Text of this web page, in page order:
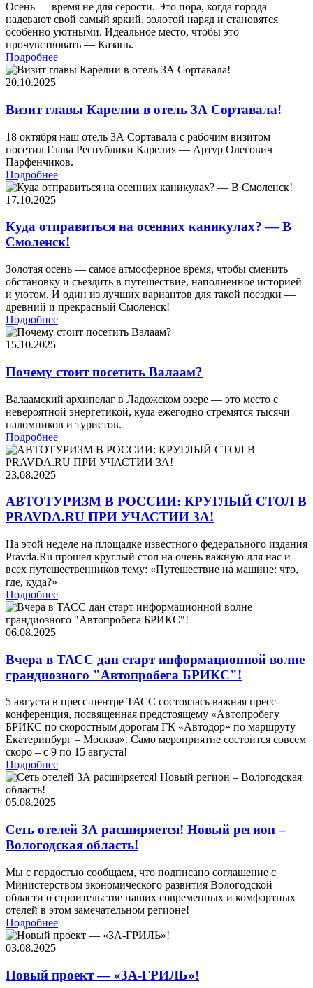
Осень — время не для серости. Это пора, когда города
надевают свой самый яркий, золотой наряд и становятся
особенно уютными. Идеальное место, чтобы это
прочувствовать — Казань.
Подробнее
20.10.2025
Визит главы Карелии в отель 3А Сортавала!
18 октября наш отель 3А Сортавала с рабочим визитом
посетил Глава Республики Карелия — Артур Олегович
Парфенчиков.
Подробнее
17.10.2025
Куда отправиться на осенних каникулах? — В
Смоленск!
Золотая осень — самое атмосферное время, чтобы сменить
обстановку и съездить в путешествие, наполненное историей
и уютом. И один из лучших вариантов для такой поездки —
древний и прекрасный Смоленск!
Подробнее
15.10.2025
Почему стоит посетить Валаам?
Валаамский архипелаг в Ладожском озере — это место с
невероятной энергетикой, куда ежегодно стремятся тысячи
паломников и туристов.
Подробнее
23.08.2025
АВТОТУРИЗМ В РОССИИ: КРУГЛЫЙ СТОЛ В
PRAVDA.RU ПРИ УЧАСТИИ 3А!
На этой неделе на площадке известного федерального издания
Pravda.Ru прошел круглый стол на очень важную для нас и
всех путешественников тему: «Путешествие на машине: что,
где, куда?»
Подробнее
06.08.2025
Вчера в ТАСС дан старт информационной волне
грандиозного "Автопробега БРИКС"!
5 августа в пресс-центре ТАСС состоялась важная пресс-
конференция, посвященная предстоящему «Автопробегу
БРИКС по скоростным дорогам ГК «Автодор» по маршруту
Екатеринбург – Москва». Само мероприятие состоится совсем
скоро – с 9 по 15 августа!
Подробнее
05.08.2025
Сеть отелей 3А расширяется! Новый регион –
Вологодская область!
Мы с гордостью сообщаем, что подписано соглашение с
Министерством экономического развития Вологодской
области о строительстве наших современных и комфортных
отелей в этом замечательном регионе!
Подробнее
03.08.2025
Новый проект — «3А-ГРИЛЬ»!